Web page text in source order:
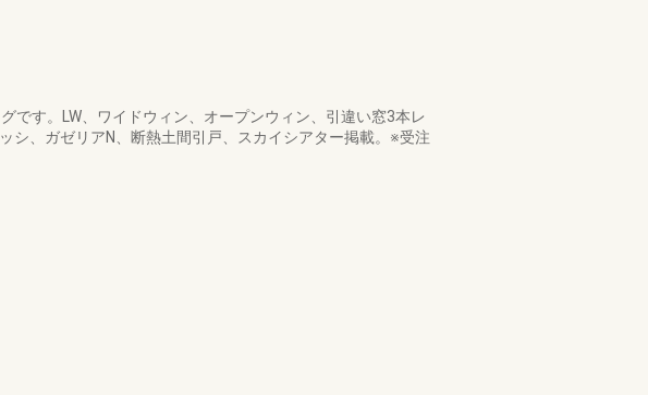
です。LW、ワイドウィン、オープンウィン、引違い窓3本レ
シ、ガゼリアN、断熱土間引戸、スカイシアター掲載。※受注